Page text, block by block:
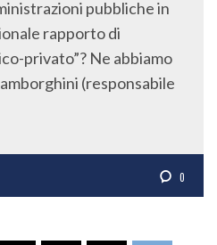
pubbliche in
rapporto di
privato”? Ne abbiamo
(responsabile
0